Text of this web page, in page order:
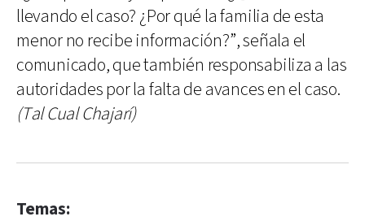
llevando el caso? ¿Por qué la familia de esta
menor no recibe información?”, señala el
comunicado, que también responsabiliza a las
autoridades por la falta de avances en el caso.
(Tal Cual Chajarí)
Temas: